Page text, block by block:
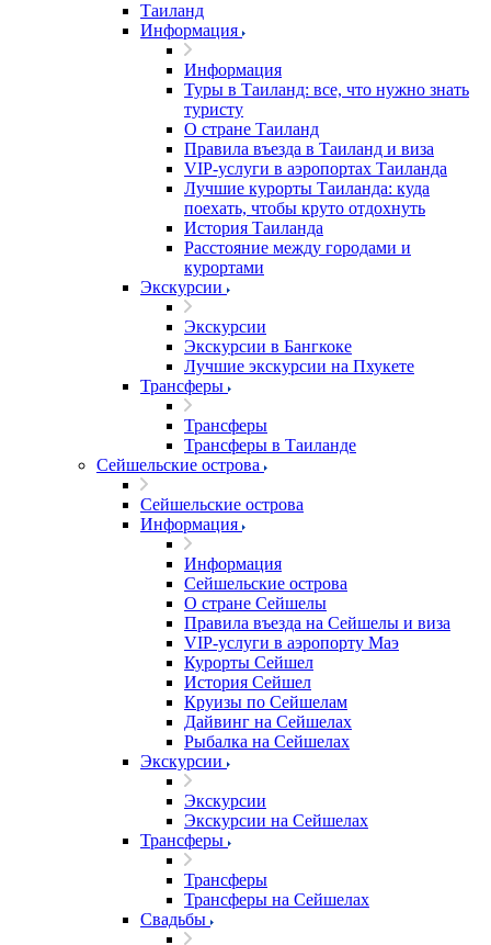
Таиланд
Информация
Информация
Туры в Таиланд: все, что нужно знать
туристу
О стране Таиланд
Правила въезда в Таиланд и виза
VIP-услуги в аэропортах Таиланда
Лучшие курорты Таиланда: куда
поехать, чтобы круто отдохнуть
История Таиланда
Расстояние между городами и
курортами
Экскурсии
Экскурсии
Экскурсии в Бангкоке
Лучшие экскурсии на Пхукете
Трансферы
Трансферы
Трансферы в Таиланде
Сейшельские острова
Сейшельские острова
Информация
Информация
Сейшельские острова
О стране Сейшелы
Правила въезда на Сейшелы и виза
VIP-услуги в аэропорту Маэ
Курорты Сейшел
История Сейшел
Круизы по Сейшелам
Дайвинг на Сейшелах
Рыбалка на Сейшелах
Экскурсии
Экскурсии
Экскурсии на Сейшелах
Трансферы
Трансферы
Трансферы на Сейшелах
Свадьбы